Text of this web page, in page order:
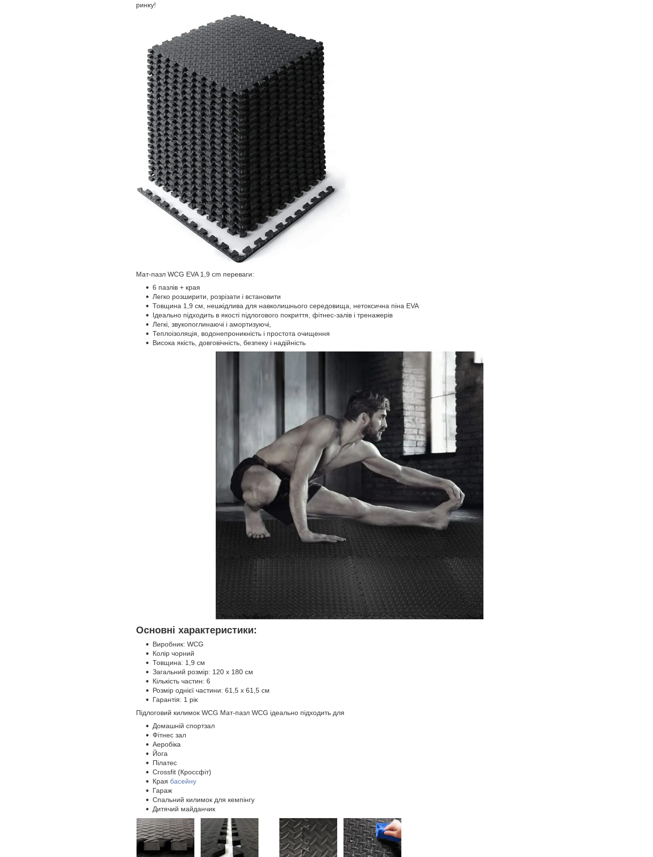
ринку!
Мат-пазл WCG EVA 1,9 cm переваги:
6 пазлів + края
Легко розширити, розрізати і встановити
Товщина 1,9 см, нешкідлива для навколишнього середовища, нетоксична піна EVA
Ідеально підходить в якості підлогового покриття, фітнес-залів і тренажерів
Легкі, звукопоглинаючі і амортизуючі,
Теплоізоляція, водонепроникність і простота очищення
Висока якість, довговічність, безпеку і надійність
Основні характеристики:
Виробник: WCG
Колір чорний
Товщина: 1,9 см
Загальний розмір: 120 х 180 см
Кількість частин: 6
Розмір однієї частини: 61,5 х 61,5 см
Гарантія: 1 рік
Підлоговий килимок WCG Мат-пазл WCG ідеально підходить для
Домашній спортзал
Фітнес зал
Аеробіка
Йога
Пілатес
Crossfit (Кроссфіт)
Края басейну
Гараж
Спальний килимок для кемпінгу
Дитячий майданчик